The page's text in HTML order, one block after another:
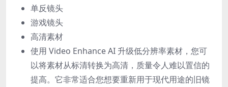
单反镜头
游戏镜头
高清素材
使用 Video Enhance AI 升级低分辨率素材，您可
以将素材从标清转换为高清，质量令人难以置信的
提高。它非常适合您想要重新用于现代用途的旧镜